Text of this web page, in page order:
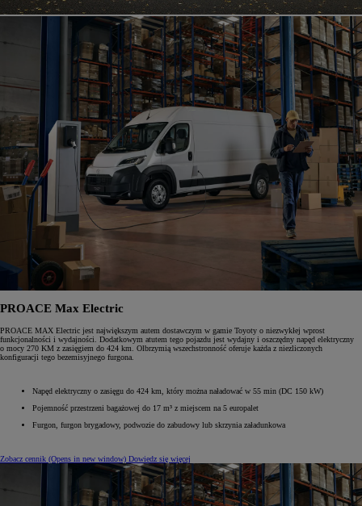
PROACE Max Electric
PROACE MAX Electric jest największym autem dostawczym w gamie Toyoty o niezwykłej wprost
funkcjonalności i wydajności. Dodatkowym atutem tego pojazdu jest wydajny i oszczędny napęd elektryczny
o mocy 270 KM z zasięgiem do 424 km. Olbrzymią wszechstronność oferuje każda z niezliczonych
konfiguracji tego bezemisyjnego furgona.
Napęd elektryczny o zasięgu do 424 km, który można naładować w 55 min (DC 150 kW)
Pojemność przestrzeni bagażowej do 17 m³ z miejscem na 5 europalet
Furgon, furgon brygadowy, podwozie do zabudowy lub skrzynia załadunkowa
Zobacz cennik (Opens in new window) Dowiedz się więcej